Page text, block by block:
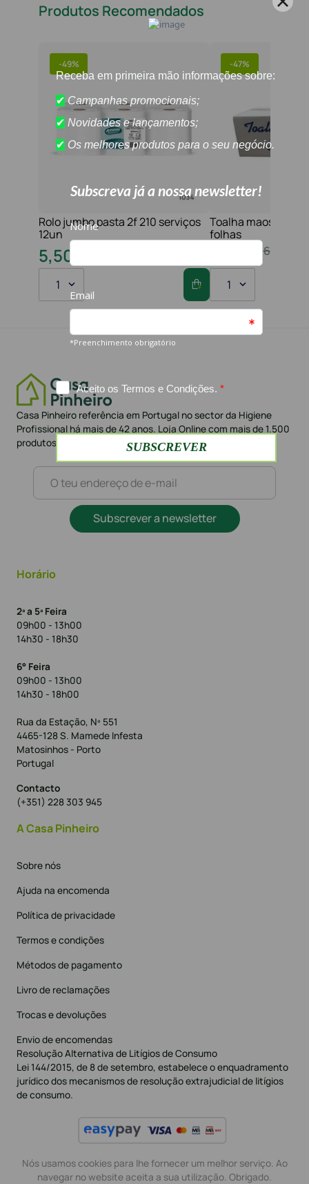
Produtos Recomendados
-49%
Rolo jumbo pasta 2f 210 serviços
12un
5,50
1
-47%
Toalha maos 2f
folhas
16
1
Casa Pinheiro referência em Portugal no sector da Higiene
Profissional há mais de 42 anos. Loja Online com mais de 1.500
produtos e mais de 10.000 clientes
Subscrever a newsletter
Horário
2ª a 5ª Feira
09h00 - 13h00
14h30 - 18h30
6° Feira
09h00 - 13h00
14h30 - 18h00
Rua da Estação, Nº 551
4465-128 S. Mamede Infesta
Matosinhos - Porto
Portugal
Contacto
(+351) 228 303 945
A Casa Pinheiro
Sobre nós
Ajuda na encomenda
Política de privacidade
Termos e condições
Métodos de pagamento
Livro de reclamações
Trocas e devoluções
Envio de encomendas
Resolução Alternativa de Litígios de Consumo
Lei 144/2015, de 8 de setembro, estabelece o enquadramento
jurídico dos mecanismos de resolução extrajudicial de litígios
de consumo.
Nós usamos cookies para lhe fornecer um melhor serviço. Ao
navegar no website aceita a sua utilização. Obrigado.